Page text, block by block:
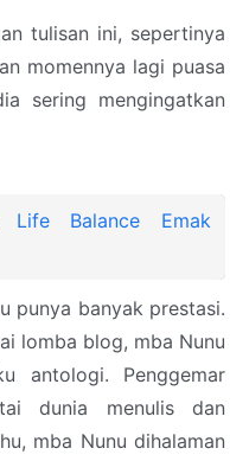
tulisan ini, sepertinya
momennya lagi puasa
sering mengingatkan
Life Balance Emak
punya banyak prestasi.
lomba blog, mba Nunu
antologi. Penggemar
dunia menulis dan
mba Nunu dihalaman